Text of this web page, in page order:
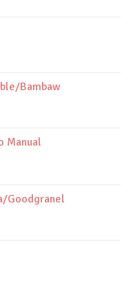
Bambaw
Manual
Goodgranel